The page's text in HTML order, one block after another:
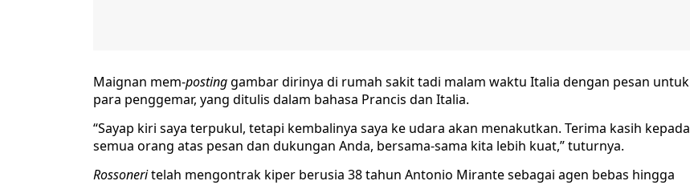
Maignan mem-postinggambar dirinya di rumah sakit tadi malam waktu Italia dengan pesan untuk
para penggemar, yang ditulis dalam bahasa Prancis dan Italia.
“Sayap kiri saya terpukul, tetapi kembalinya saya ke udara akan menakutkan. Terima kasih kepada
semua orang atas pesan dan dukungan Anda, bersama-sama kita lebih kuat,” tuturnya.
Rossoneritelah mengontrak kiper berusia 38 tahun Antonio Mirante sebagai agen bebas hingga